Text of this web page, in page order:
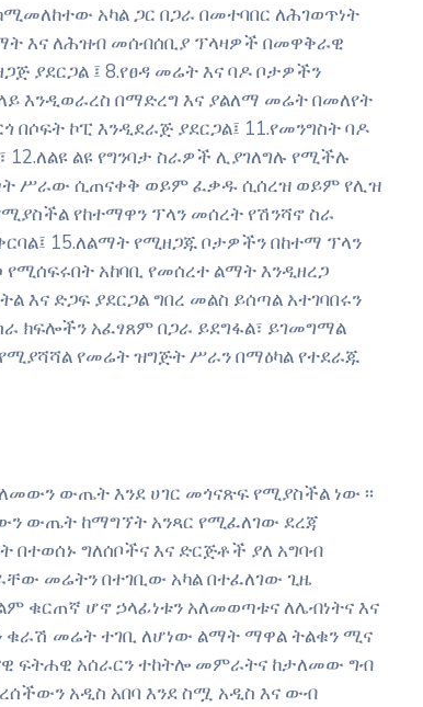
አካል ጋር በጋራ በመተባበር ለሕገወጥነት
እና ለሕዝብ መሰብሰቢያ ፕላዛዎች በመዋቅራዊ
ያደርጋል ፤ 8.የፀዳ መሬት እና ባዶ ቦታዎችን
እንዲወራረስ በማድረግ እና ያልለማ መሬት በመለየት
በሶፍት ኮፒ እንዲደራጅ ያደርጋል፤ 11.የመንግስት ባዶ
ልዩ የግንባታ ስራዎች ሊያገለግሉ የሚችሉ
ሥራው ሲጠናቀቅ ወይም ፈቃዱ ሲሰረዝ ወይም የሊዝ
የከተማዋን ፕላን መሰረት የሽንሻኖ ስራ
15.ለልማት የሚዘጋጁ ቦታዎችን በከተማ ፕላን
አከባቢ የመሰረተ ልማት እንዲዘረጋ
እና ድጋፍ ያደርጋል ግበረ መልስ ይሰጣል አተገባበሩን
ክፍሎችን አፈፃጸም በጋራ ይደግፋል፣ ይገመግማል
የመሬት ዝግጅት ሥራን በማዕካል የተደራጁ
ውጤት እንደ ሀገር መጎናጽፍ የሚያስችል ነው ፡፡
ውጤት ከማግኘት አንጻር የሚፈለገው ደረጃ
ግለሰቦችና እና ድርጅቶች ያለ አግባብ
መሬትን በተገቢው አካል በተፈለገው ጊዜ
ቁርጠኛ ሆኖ ኃላፊነቱን አለመወጣቱና ለሌብነትና እና
ቁራሽ መሬት ተገቢ ለሆነው ልማት ማዋል ትልቁን ሚና
ፍትሐዊ አሰራርን ተከትሎ መምራትና ከታለመው ግብ
አዲስ አበባ እንደ ስሟ አዲስ እና ውብ